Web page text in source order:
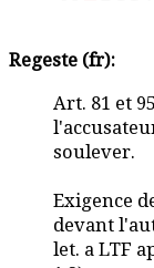
Regeste (fr):
Art. 81 et
soulever.
Exigence
devant
let. a LTF